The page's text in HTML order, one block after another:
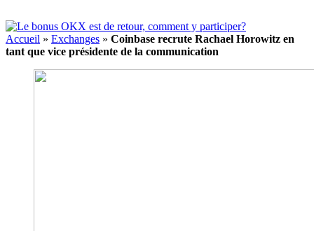
Accueil » Exchanges » Coinbase recrute Rachael Horowitz en
tant que vice présidente de la communication